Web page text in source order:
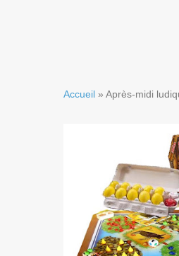
Accueil » Après-midi